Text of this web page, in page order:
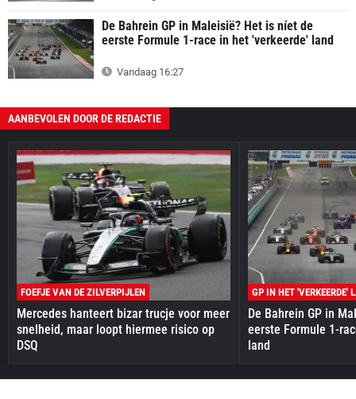
De Bahrein GP in Maleisië? Het is níet de
eerste Formule 1-race in het 'verkeerde' land
Vandaag 16:27
AANBEVOLEN DOOR DE REDACTIE
FOEFJE VAN DE ZILVERPIJLEN
Mercedes hanteert bizar trucje voor meer
snelheid, maar loopt hiermee risico op
DSQ
GP IN HET 'VERKEERDE'
De Bahrein GP in
eerste Formule 1-
land